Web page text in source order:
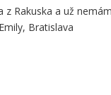
z Rakuska a už
Bratislava